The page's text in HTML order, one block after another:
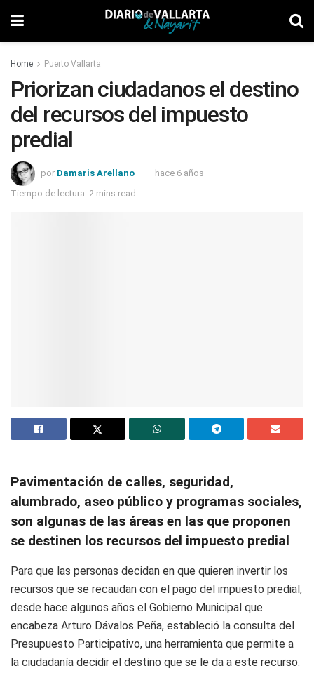
Home Puerto Vallarta
Priorizan ciudadanos el destino
del recursos del impuesto
predial
por Damaris Arellano
hace 6 años
Tiempo de lectura: 2 mins read
Pavimentación de calles, seguridad,
alumbrado, aseo público y programas sociales,
son algunas de las áreas en las que proponen
se destinen los recursos del impuesto predial
Para que las personas decidan en que quieren invertir los
recursos que se recaudan con el pago del impuesto predial,
desde hace algunos años el Gobierno Municipal que
encabeza Arturo Dávalos Peña, estableció la consulta del
Presupuesto Participativo, una herramienta que permite a
la ciudadanía decidir el destino que se le da a este recurso.